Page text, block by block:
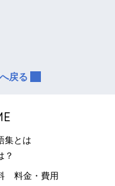
戻る
集とは
？
料金・費用